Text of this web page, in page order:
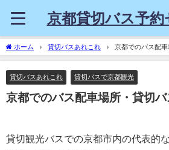
京都貸切バス予約
ホーム 貸切バスあれこれ 京都でのバス配
貸切バスあれこれ 貸切バスで京都観光
京都でのバス配車場所・貸切
貸切観光バスでの京都市内の代表的